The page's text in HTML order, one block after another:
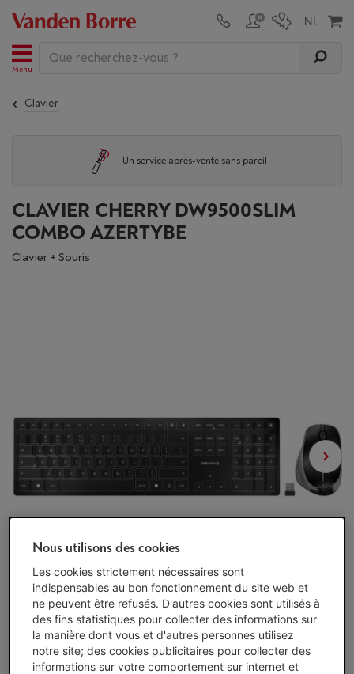
Menu
Clavier
Un service après-vente sans pareil
CLAVIER CHERRY DW9500SLIM
COMBO AZERTYBE
Clavier + Souris
Nous utilisons des cookies
Les cookies strictement nécessaires sont
indispensables au bon fonctionnement du site web et
ne peuvent être refusés. D'autres cookies sont utilisés à
des fins statistiques pour collecter des informations sur
la manière dont vous et d'autres personnes utilisez
notre site; des cookies publicitaires pour collecter des
informations sur votre comportement sur internet et